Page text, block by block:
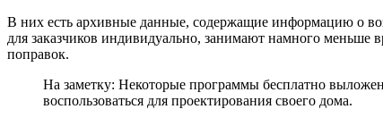
В них есть архивные данные, содержащие информацию о
для заказчиков индивидуально, занимают намного
поправок.
На заметку: Некоторые программы бесплатно
воспользоваться для проектирования своего дома.